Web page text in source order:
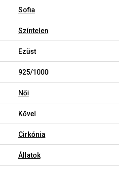
Sofia
Színtelen
Ezüst
925/1000
Női
Kővel
Cirkónia
Állatok